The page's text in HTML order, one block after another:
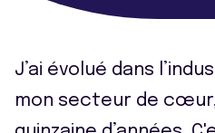
J’ai évolué dans
mon secteur de